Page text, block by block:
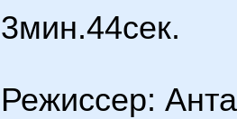
3мин.44сек.
Режиссер: